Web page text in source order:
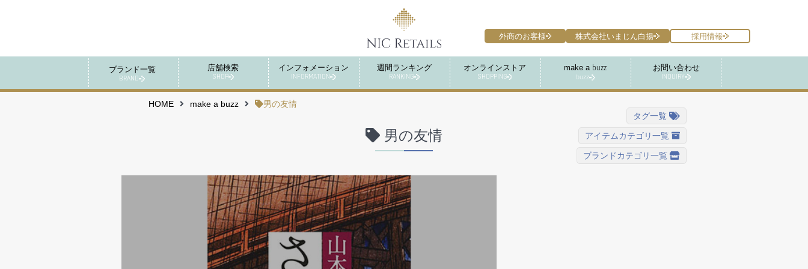
ブランド一覧
BRAND
店舗検索
SHOP
インフォメーション
INFORMATION
週間ランキング
RANKING
オンラインストア
SHOPPING
make a buzz
buzz
お問い合わせ
INQUIRY
外商のお客様 株式会社いまじん白揚 採用情報
HOME make a buzz 男の友情
男の友情
タグ一覧
アイテムカテゴリ一覧
ブランドカテゴリ一覧